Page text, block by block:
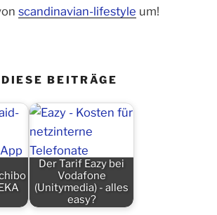
scandinavian-lifestyle um!
BEITRÄGE
Der Tarif Eazy bei
Vodafone
(Unitymedia) - alles
easy?